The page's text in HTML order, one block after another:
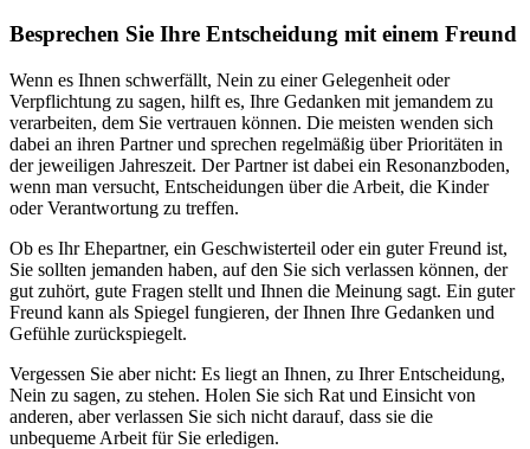
Besprechen Sie Ihre Entscheidung mit einem Freund
Wenn es Ihnen schwerfällt, Nein zu einer Gelegenheit oder
Verpflichtung zu sagen, hilft es, Ihre Gedanken mit jemandem zu
verarbeiten, dem Sie vertrauen können. Die meisten wenden sich
dabei an ihren Partner und sprechen regelmäßig über Prioritäten in
der jeweiligen Jahreszeit. Der Partner ist dabei ein Resonanzboden,
wenn man versucht, Entscheidungen über die Arbeit, die Kinder
oder Verantwortung zu treffen.
Ob es Ihr Ehepartner, ein Geschwisterteil oder ein guter Freund ist,
Sie sollten jemanden haben, auf den Sie sich verlassen können, der
gut zuhört, gute Fragen stellt und Ihnen die Meinung sagt. Ein guter
Freund kann als Spiegel fungieren, der Ihnen Ihre Gedanken und
Gefühle zurückspiegelt.
Vergessen Sie aber nicht: Es liegt an Ihnen, zu Ihrer Entscheidung,
Nein zu sagen, zu stehen. Holen Sie sich Rat und Einsicht von
anderen, aber verlassen Sie sich nicht darauf, dass sie die
unbequeme Arbeit für Sie erledigen.